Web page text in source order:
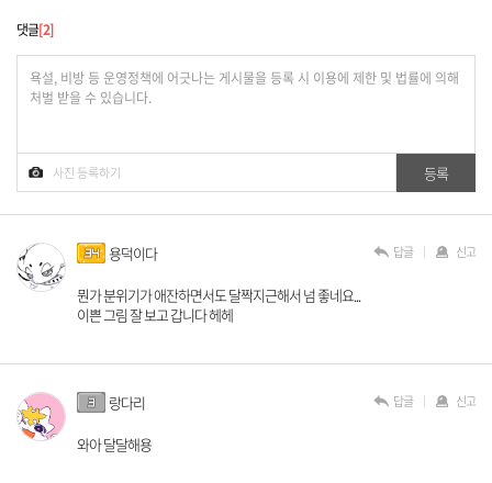
댓글 2
용덕이다
뭔가 분위기가 애잔하면서도 달짝지근해서 넘 좋네요...
이쁜 그림 잘 보고 갑니다 헤헤
답글 신고
랑다리
와아 달달해용
답글 신고